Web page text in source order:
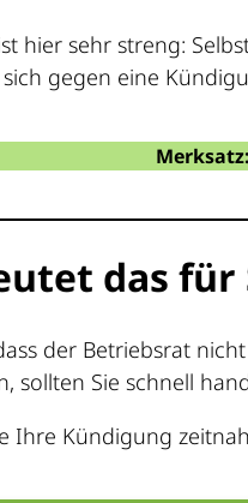
hier sehr streng:
gegen eine
Merksatz:
das für
der Betriebsrat
sollten Sie schnell
Ihre Kündigung